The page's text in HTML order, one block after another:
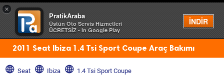
×
PratikAraba
Üstün Oto Servis Hizmetleri
ÜCRETSİZ - In Google Play
İNDİR
Menü
2011 Seat Ibiza 1.4 Tsi Sport Coupe Araç Bakımı
Seat Ibiza 1.4 Tsi Sport Coupe